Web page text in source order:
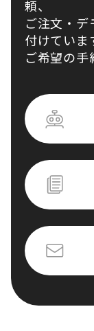
頼、
ご注文・デ
付けていま
ご希望の手